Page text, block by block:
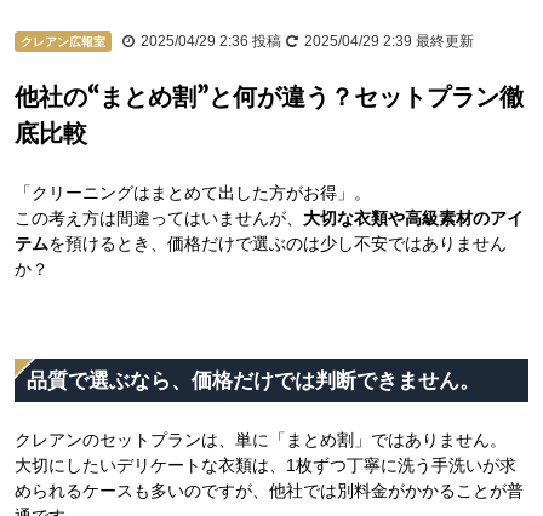
クレアン広報室 2025/04/29 2:36 投稿 2025/04/29 2:39 最終更新
他社の“まとめ割”と何が違う？セットプラン徹
底比較
「クリーニングはまとめて出した方がお得」。
この考え方は間違ってはいませんが、 大切な衣類や高級素材のアイ
テムを預けるとき、価格だけで選ぶのは少し不安ではありません
か？
品質で選ぶなら、価格だけでは判断できません。
クレアンのセットプランは、単に「まとめ割」ではありません。
大切にしたいデリケートな衣類は、1枚ずつ丁寧に洗う手洗いが求
められるケースも多いのですが、他社では別料金がかかることが普